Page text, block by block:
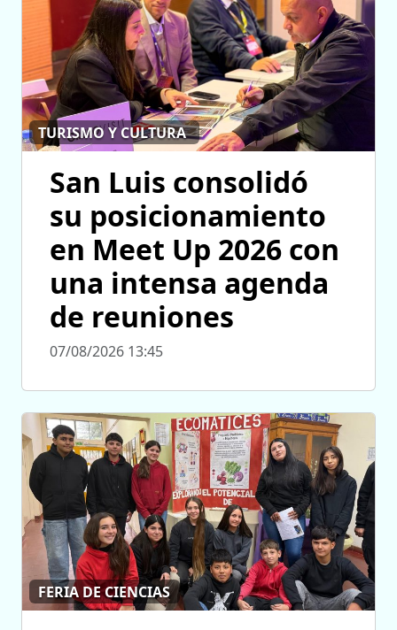
TURISMO Y CULTURA
San Luis consolidó
su posicionamiento
en Meet Up 2026 con
una intensa agenda
de reuniones
07/08/2026 13:45
FERIA DE CIENCIAS